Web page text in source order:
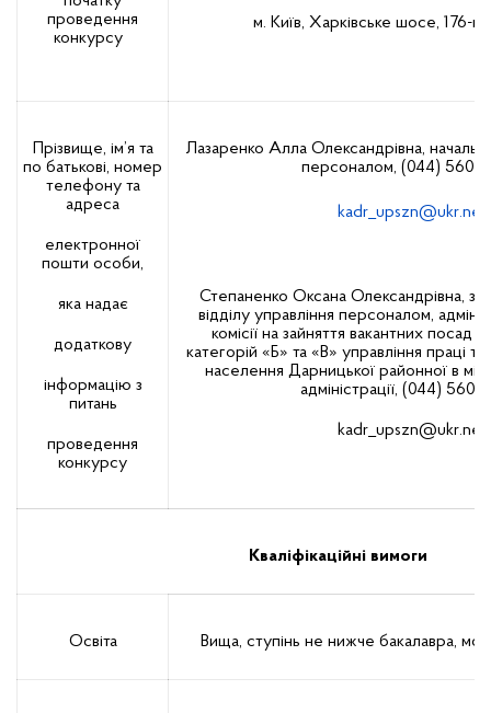
проведення
конкурсу
м. Київ, Харківське шосе, 176-г,
Прізвище, ім’я та
по батькові, номер
телефону та
адреса
електронної
пошти особи,
яка надає
додаткову
інформацію з
питань
проведення
конкурсу
Лазаренко Алла Олександрівна,
персоналом, (044) 560
kadr_upszn@ukr.net
Степаненко Оксана Олександрівна,
відділу управління персоналом,
комісії на зайняття вакантних посад
категорій «Б» та «В» управління праці
населення Дарницької районної в
адміністрації, (044) 560
kadr_upszn@ukr.net
Кваліфікаційні вимоги
Освіта Вища, ступінь не нижче бакалавра,